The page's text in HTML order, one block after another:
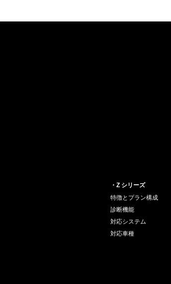
・Z シリーズ
特徴とプラン構成
診断機能
対応システム
対応車種